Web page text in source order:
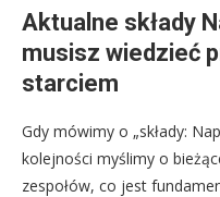
Aktualne składy
musisz wiedzieć
starciem
Gdy mówimy o „składy:
kolejności myślimy o
zespołów, co jest